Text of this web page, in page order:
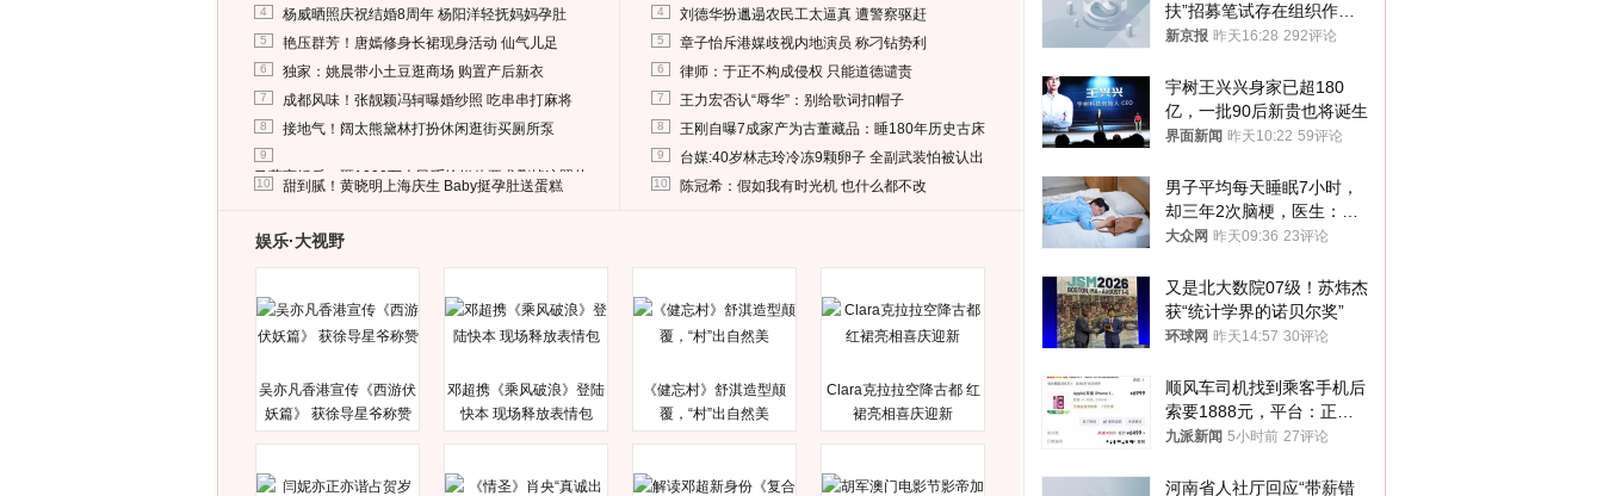
4 杨威晒照庆祝结婚8周年 杨阳洋轻抚妈妈孕肚
5 艳压群芳！唐嫣修身长裙现身活动 仙气儿足
6 独家：姚晨带小土豆逛商场 购置产后新衣
7 成都风味！张靓颖冯轲曝婚纱照 吃串串打麻将
8 接地气！阔太熊黛林打扮休闲逛街买厕所泵
9
马蓉离婚后，砸1000万人民币给媒体要求删掉这照片
10 甜到腻！黄晓明上海庆生 Baby挺孕肚送蛋糕
4 刘德华扮邋遢农民工太逼真 遭警察驱赶
5 章子怡斥港媒歧视内地演员 称刁钻势利
6 律师：于正不构成侵权 只能道德谴责
7 王力宏否认“辱华”：别给歌词扣帽子
8 王刚自曝7成家产为古董藏品：睡180年历史古床
9 台媒:40岁林志玲冷冻9颗卵子 全副武装怕被认出
10 陈冠希：假如我有时光机 也什么都不改
娱乐·大视野
吴亦凡香港宣传《西游伏
妖篇》 获徐导星爷称赞
邓超携《乘风破浪》登陆
快本 现场释放表情包
《健忘村》舒淇造型颠
覆，“村”出自然美
Clara克拉拉空降古都 红
裙亮相喜庆迎新
扶”招募笔试存在组织作弊
犯罪行为
新京报 昨天16:28 292评论
宇树王兴兴身家已超180
亿，一批90后新贵也将诞生
界面新闻 昨天10:22 59评论
男子平均每天睡眠7小时，
却三年2次脑梗，医生：这
样睡觉更伤身
大众网 昨天09:36 23评论
又是北大数院07级！苏炜杰
获“统计学界的诺贝尔奖”
环球网 昨天14:57 30评论
顺风车司机找到乘客手机后
索要1888元，平台：正和
司机沟通协商
九派新闻 5小时前 27评论
河南省人社厅回应“带薪错